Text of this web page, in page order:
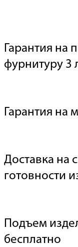
Гарантия на
фурнитуру 3
Гарантия на
Доставка на
готовности
Подъем
бесплатно